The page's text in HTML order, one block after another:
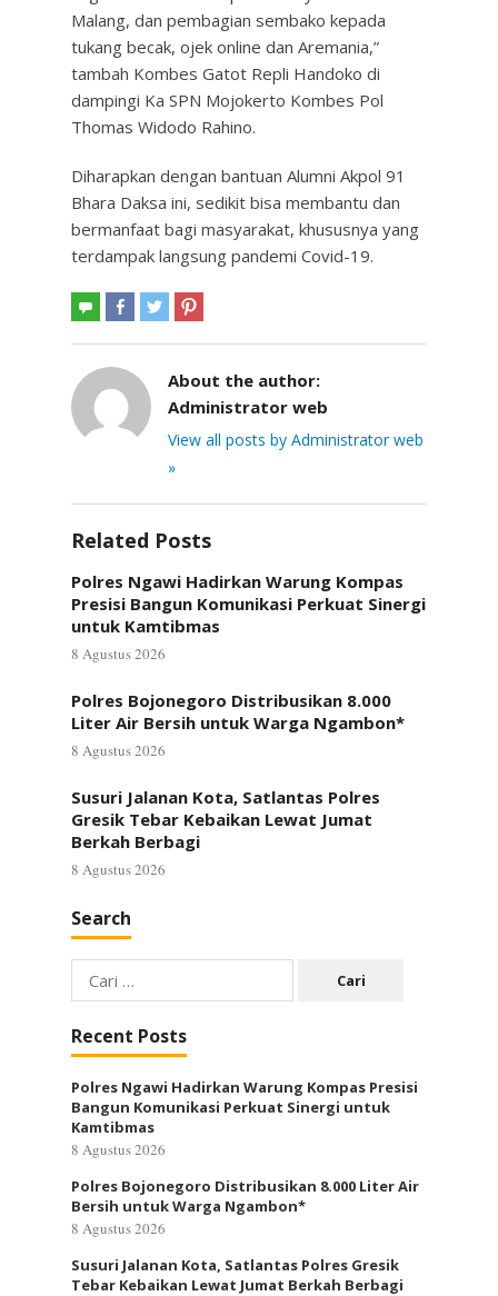
Malang, dan pembagian sembako kepada
tukang becak, ojek online dan Aremania,”
tambah Kombes Gatot Repli Handoko di
dampingi Ka SPN Mojokerto Kombes Pol
Thomas Widodo Rahino.
Diharapkan dengan bantuan Alumni Akpol 91
Bhara Daksa ini, sedikit bisa membantu dan
bermanfaat bagi masyarakat, khususnya yang
terdampak langsung pandemi Covid-19.
About the author:
Administrator web
View all posts by Administrator web
»
Related Posts
Polres Ngawi Hadirkan Warung Kompas
Presisi Bangun Komunikasi Perkuat Sinergi
untuk Kamtibmas
8 Agustus 2026
Polres Bojonegoro Distribusikan 8.000
Liter Air Bersih untuk Warga Ngambon*
8 Agustus 2026
Susuri Jalanan Kota, Satlantas Polres
Gresik Tebar Kebaikan Lewat Jumat
Berkah Berbagi
8 Agustus 2026
Search
Cari
untuk:
Recent Posts
Polres Ngawi Hadirkan Warung Kompas Presisi
Bangun Komunikasi Perkuat Sinergi untuk
Kamtibmas
8 Agustus 2026
Polres Bojonegoro Distribusikan 8.000 Liter Air
Bersih untuk Warga Ngambon*
8 Agustus 2026
Susuri Jalanan Kota, Satlantas Polres Gresik
Tebar Kebaikan Lewat Jumat Berkah Berbagi